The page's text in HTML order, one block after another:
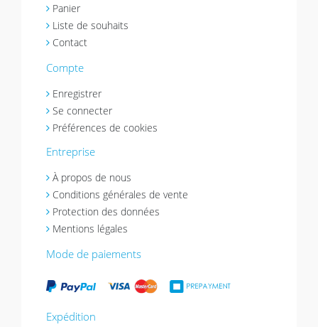
Panier
Liste de souhaits
Contact
Compte
Enregistrer
Se connecter
Préférences de cookies
Entreprise
À propos de nous
Conditions générales de vente
Protection des données
Mentions légales
Mode de paiements
Expédition